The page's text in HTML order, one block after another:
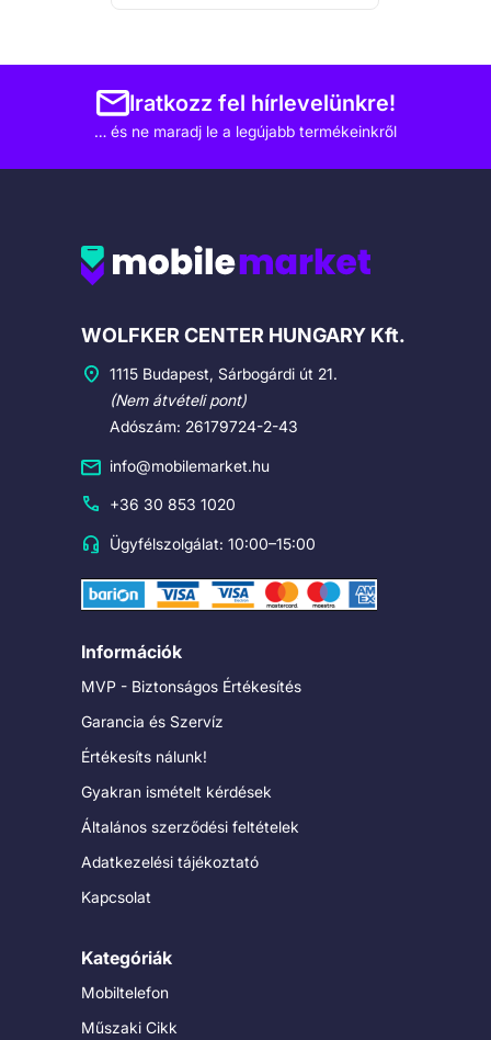
Iratkozz fel hírlevelünkre!
… és ne maradj le a legújabb termékeinkről
Cégadatok
WOLFKER CENTER HUNGARY Kft.
1115 Budapest, Sárbogárdi út 21.
(Nem átvételi pont)
Adószám: 26179724-2-43
info@mobilemarket.hu
+36 30 853 1020
Ügyfélszolgálat: 10:00–15:00
Információk
MVP - Biztonságos Értékesítés
Garancia és Szervíz
Értékesíts nálunk!
Gyakran ismételt kérdések
Általános szerződési feltételek
Adatkezelési tájékoztató
Kapcsolat
Kategóriák
Mobiltelefon
Műszaki Cikk